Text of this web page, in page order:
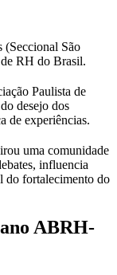
(Seccional São
RH do Brasil.
Paulista de
desejo dos
de experiências.
uma comunidade
influencia
do fortalecimento do
ABRH-